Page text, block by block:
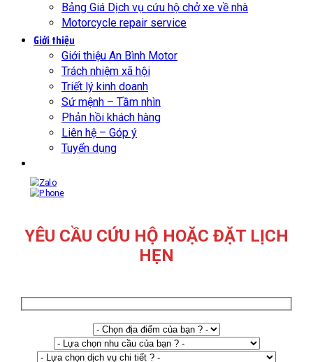
Bảng Giá Dịch vụ cứu hộ chở xe về nhà
Motorcycle repair service
Giới thiệu
Giới thiệu An Bình Motor
Trách nhiệm xã hội
Triết lý kinh doanh
Sứ mệnh – Tầm nhìn
Phản hồi khách hàng
Liên hệ – Góp ý
Tuyển dụng
YÊU CẦU CỨU HỘ HOẶC ĐẶT LỊCH
HẸN